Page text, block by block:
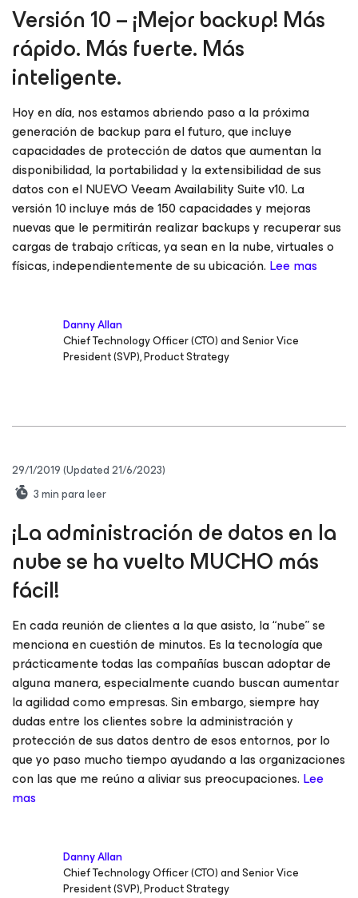
Versión 10 – ¡Mejor backup! Más
rápido. Más fuerte. Más
inteligente.
Hoy en día, nos estamos abriendo paso a la próxima
generación de backup para el futuro, que incluye
capacidades de protección de datos que aumentan la
disponibilidad, la portabilidad y la extensibilidad de sus
datos con el NUEVO Veeam Availability Suite v10. La
versión 10 incluye más de 150 capacidades y mejoras
nuevas que le permitirán realizar backups y recuperar sus
cargas de trabajo críticas, ya sean en la nube, virtuales o
físicas, independientemente de su ubicación. Lee mas
Danny Allan
Chief Technology Officer (CTO) and Senior Vice
President (SVP), Product Strategy
29/1/2019(Updated 21/6/2023)
3min para leer
¡La administración de datos en la
nube se ha vuelto MUCHO más
fácil!
En cada reunión de clientes a la que asisto, la “nube” se
menciona en cuestión de minutos. Es la tecnología que
prácticamente todas las compañías buscan adoptar de
alguna manera, especialmente cuando buscan aumentar
la agilidad como empresas. Sin embargo, siempre hay
dudas entre los clientes sobre la administración y
protección de sus datos dentro de esos entornos, por lo
que yo paso mucho tiempo ayudando a las organizaciones
con las que me reúno a aliviar sus preocupaciones. Lee
mas
Danny Allan
Chief Technology Officer (CTO) and Senior Vice
President (SVP), Product Strategy